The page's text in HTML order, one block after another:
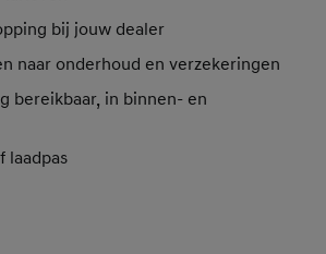
bij jouw dealer
naar onderhoud en verzekeringen
bereikbaar, in binnen- en
laadpas